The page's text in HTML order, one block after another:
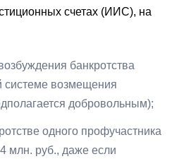
счетах (ИИС), на
банкротства
системе возмещения
добровольным);
одного профучастника
млн. руб., даже если